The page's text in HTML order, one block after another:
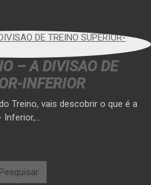
– A DIVISAO DE
INFERIOR
Treino, vais descobrir o que é a
Inferior,…
Pesquisar